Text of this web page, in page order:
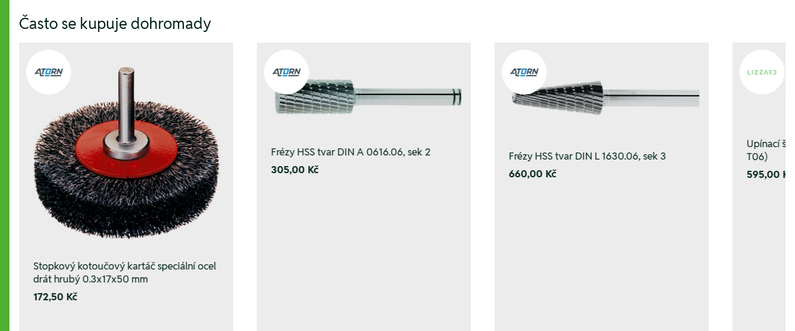
Často se kupuje dohromady
Stopkový kotoučový kartáč speciální ocel
drát hrubý 0.3x17x50 mm
172,50 Kč
Frézy HSS tvar DIN A 0616.06, sek 2
305,00 Kč
Frézy HSS tvar DIN L 1630.06, sek 3
660,00 Kč
Upínací
T06)
595,00 Kč